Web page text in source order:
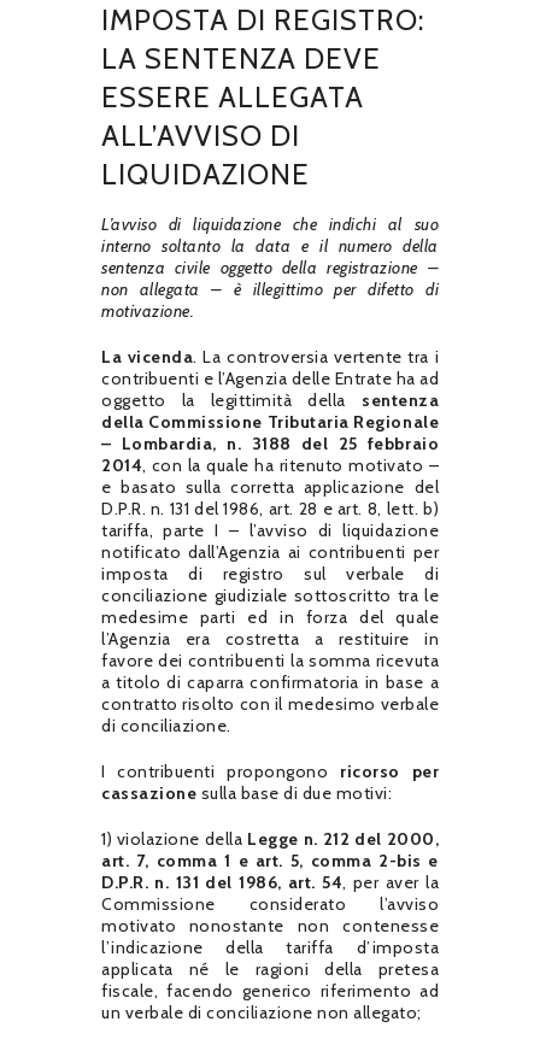
IMPOSTA DI REGISTRO:
LA SENTENZA DEVE
ESSERE ALLEGATA
ALL’AVVISO DI
LIQUIDAZIONE
L’avviso di liquidazione che indichi al suo
interno soltanto la data e il numero della
sentenza civile oggetto della registrazione –
non allegata – è illegittimo per difetto di
motivazione.
La vicenda. La controversia vertente tra i
contribuenti e l’Agenzia delle Entrate ha ad
oggetto la legittimità della sentenza
della Commissione Tributaria Regionale
– Lombardia, n. 3188 del 25 febbraio
2014, con la quale ha ritenuto motivato –
e basato sulla corretta applicazione del
D.P.R. n. 131 del 1986, art. 28 e art. 8, lett. b)
tariffa, parte I – l’avviso di liquidazione
notificato dall’Agenzia ai contribuenti per
imposta di registro sul verbale di
conciliazione giudiziale sottoscritto tra le
medesime parti ed in forza del quale
l’Agenzia era costretta a restituire in
favore dei contribuenti la somma ricevuta
a titolo di caparra confirmatoria in base a
contratto risolto con il medesimo verbale
di conciliazione.
I contribuenti propongono ricorso per
cassazione sulla base di due motivi:
1) violazione della Legge n. 212 del 2000,
art. 7, comma 1 e art. 5, comma 2-bis e
D.P.R. n. 131 del 1986, art. 54, per aver la
Commissione considerato l’avviso
motivato nonostante non contenesse
l’indicazione della tariffa d’imposta
applicata né le ragioni della pretesa
fiscale, facendo generico riferimento ad
un verbale di conciliazione non allegato;